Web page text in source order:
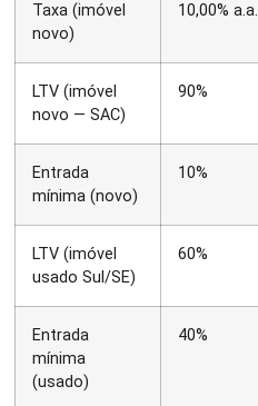
Taxa (imóvel
novo)
10,00% a.a.
LTV (imóvel
novo — SAC)
90%
Entrada
mínima (novo)
10%
LTV (imóvel
usado Sul/SE)
60%
Entrada
mínima
(usado)
40%